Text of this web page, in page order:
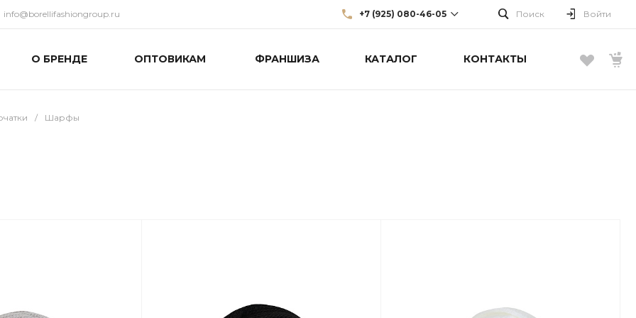
info@borellifashiongroup.ru +7 (925) 080-46-05 Поиск Войти
О БРЕНДЕ ОПТОВИКАМ ФРАНШИЗА КАТАЛОГ КОНТАКТЫ
/ Шарфы